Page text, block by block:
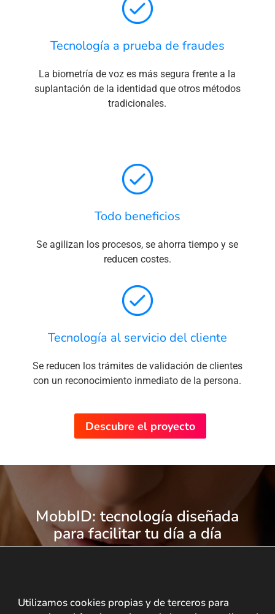
Tecnología a prueba de fraudes
La biometría de voz es más segura frente a la
suplantación de la identidad que otros métodos
tradicionales.
Todo beneficios
Se agilizan los procesos, se ahorra tiempo y se
reducen costes.
Tecnología al servicio del cliente
Se reducen los trámites de validación de clientes
con un reconocimiento inmediato de la persona.
Descubre el proyecto
MobbID: tecnología diseñada
para facilitar tu día a día
Utilizamos cookies propias y de terceros para